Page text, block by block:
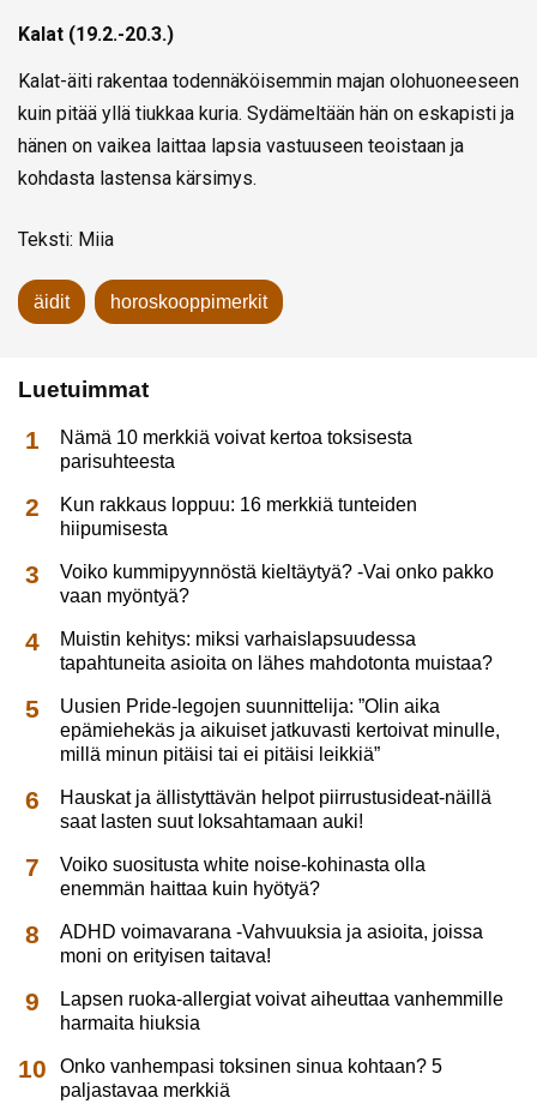
Kalat (19.2.-20.3.)
Kalat-äiti rakentaa todennäköisemmin majan olohuoneeseen
kuin pitää yllä tiukkaa kuria. Sydämeltään hän on eskapisti ja
hänen on vaikea laittaa lapsia vastuuseen teoistaan ja
kohdasta lastensa kärsimys.
Teksti: Miia
äidit horoskooppimerkit
Luetuimmat
Nämä 10 merkkiä voivat kertoa toksisesta
parisuhteesta
Kun rakkaus loppuu: 16 merkkiä tunteiden
hiipumisesta
Voiko kummipyynnöstä kieltäytyä? -Vai onko pakko
vaan myöntyä?
Muistin kehitys: miksi varhaislapsuudessa
tapahtuneita asioita on lähes mahdotonta muistaa?
Uusien Pride-legojen suunnittelija: ”Olin aika
epämiehekäs ja aikuiset jatkuvasti kertoivat minulle,
millä minun pitäisi tai ei pitäisi leikkiä”
Hauskat ja ällistyttävän helpot piirrustusideat-näillä
saat lasten suut loksahtamaan auki!
Voiko suositusta white noise-kohinasta olla
enemmän haittaa kuin hyötyä?
ADHD voimavarana -Vahvuuksia ja asioita, joissa
moni on erityisen taitava!
Lapsen ruoka-allergiat voivat aiheuttaa vanhemmille
harmaita hiuksia
Onko vanhempasi toksinen sinua kohtaan? 5
paljastavaa merkkiä